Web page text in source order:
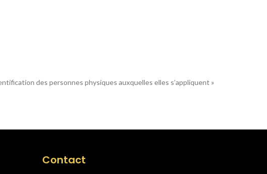
des personnes physiques auxquelles elles s’appliquent »
Contact